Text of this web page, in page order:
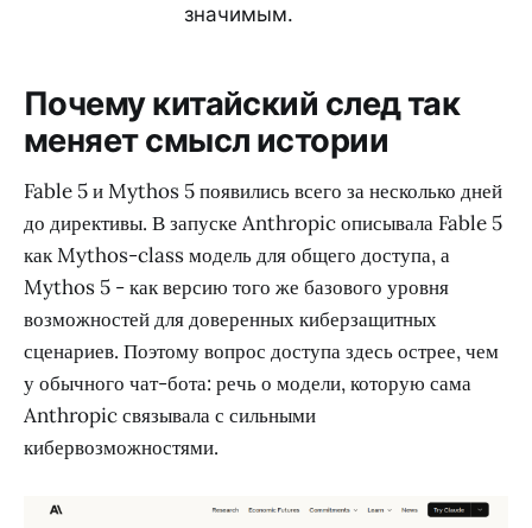
значимым.
Почему китайский след так
меняет смысл истории
Fable 5 и Mythos 5 появились всего за несколько дней
до директивы. В запуске Anthropic описывала Fable 5
как Mythos-class модель для общего доступа, а
Mythos 5 - как версию того же базового уровня
возможностей для доверенных киберзащитных
сценариев. Поэтому вопрос доступа здесь острее, чем
у обычного чат-бота: речь о модели, которую сама
Anthropic связывала с сильными
кибервозможностями.